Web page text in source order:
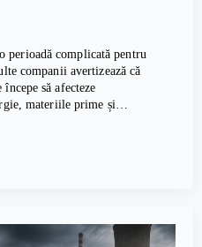
perioadă complicată pentru
companii avertizează că
să afecteze
materiile prime și…